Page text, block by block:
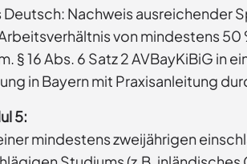
Nachweis ausreichender
von mindestens
§ 16 Abs. 6 Satz 2 AVBayKiBiG
in Bayern mit Praxisanleitung
5:
mindestens zweijährigen